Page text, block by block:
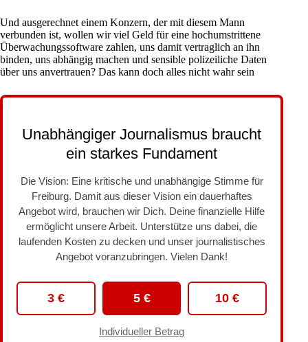
Und ausgerechnet einem Konzern, der mit diesem Mann
verbunden ist, wollen wir viel Geld für eine hochumstrittene
Überwachungssoftware zahlen, uns damit vertraglich an ihn
binden, uns abhängig machen und sensible polizeiliche Daten
über uns anvertrauen? Das kann doch alles nicht wahr sein
Unabhängiger Journalismus braucht
ein starkes Fundament
Die Vision: Eine kritische und unabhängige Stimme für
Freiburg. Damit aus dieser Vision ein dauerhaftes
Angebot wird, brauchen wir Dich. Deine finanzielle Hilfe
ermöglicht unsere Arbeit. Unterstütze uns dabei, die
laufenden Kosten zu decken und unser journalistisches
Angebot voranzubringen. Vielen Dank!
3 € 5 € 10 €
Individueller Betrag